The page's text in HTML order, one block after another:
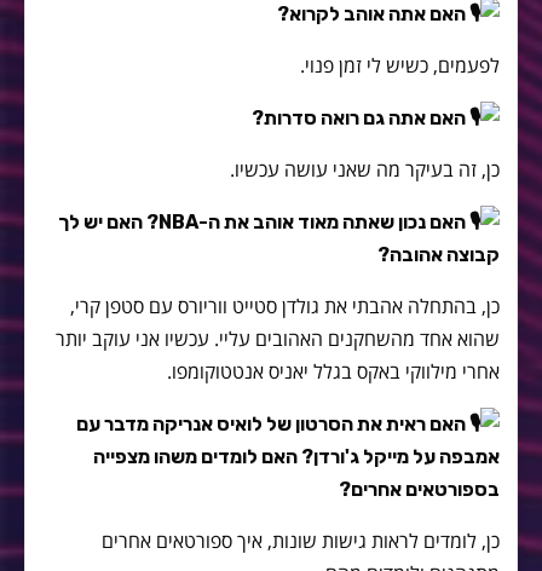
האם אתה אוהב לקרוא?
לפעמים, כשיש לי זמן פנוי.
האם אתה גם רואה סדרות?
כן, זה בעיקר מה שאני עושה עכשיו.
האם נכון שאתה מאוד אוהב את ה-NBA? האם יש לך
קבוצה אהובה?
כן, בהתחלה אהבתי את גולדן סטייט ווריורס עם סטפן קרי,
שהוא אחד מהשחקנים האהובים עליי. עכשיו אני עוקב יותר
אחרי מילווקי באקס בגלל יאניס אנטטוקומפו.
האם ראית את הסרטון של לואיס אנריקה מדבר עם
אמבפה על מייקל ג'ורדן? האם לומדים משהו מצפייה
בספורטאים אחרים?
כן, לומדים לראות גישות שונות, איך ספורטאים אחרים